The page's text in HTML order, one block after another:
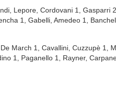
Lepore, Cordovani 1, Gasparri
1, Gabelli, Amedeo 1,
March 1, Cavallini, Cuzzupè 1,
1, Paganello 1, Rayner,